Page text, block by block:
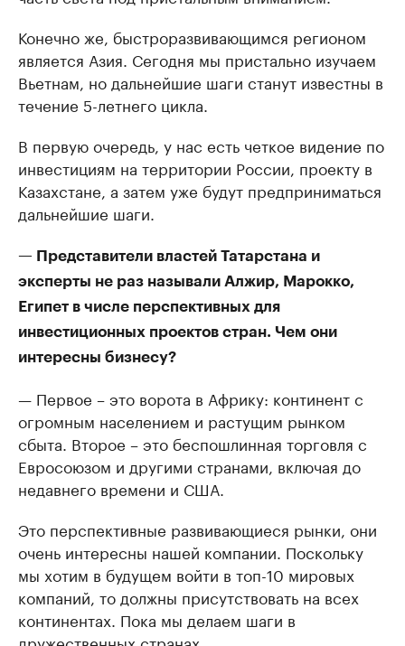
Конечно же, быстроразвивающимся регионом
является Азия. Сегодня мы пристально изучаем
Вьетнам, но дальнейшие шаги станут известны в
течение 5-летнего цикла.
В первую очередь, у нас есть четкое видение по
инвестициям на территории России, проекту в
Казахстане, а затем уже будут предприниматься
дальнейшие шаги.
— Представители властей Татарстана и
эксперты не раз называли Алжир, Марокко,
Египет в числе перспективных для
инвестиционных проектов стран. Чем они
интересны бизнесу?
— Первое – это ворота в Африку: континент с
огромным населением и растущим рынком
сбыта. Второе – это беспошлинная торговля с
Евросоюзом и другими странами, включая до
недавнего времени и США.
Это перспективные развивающиеся рынки, они
очень интересны нашей компании. Поскольку
мы хотим в будущем войти в топ-10 мировых
компаний, то должны присутствовать на всех
континентах. Пока мы делаем шаги в